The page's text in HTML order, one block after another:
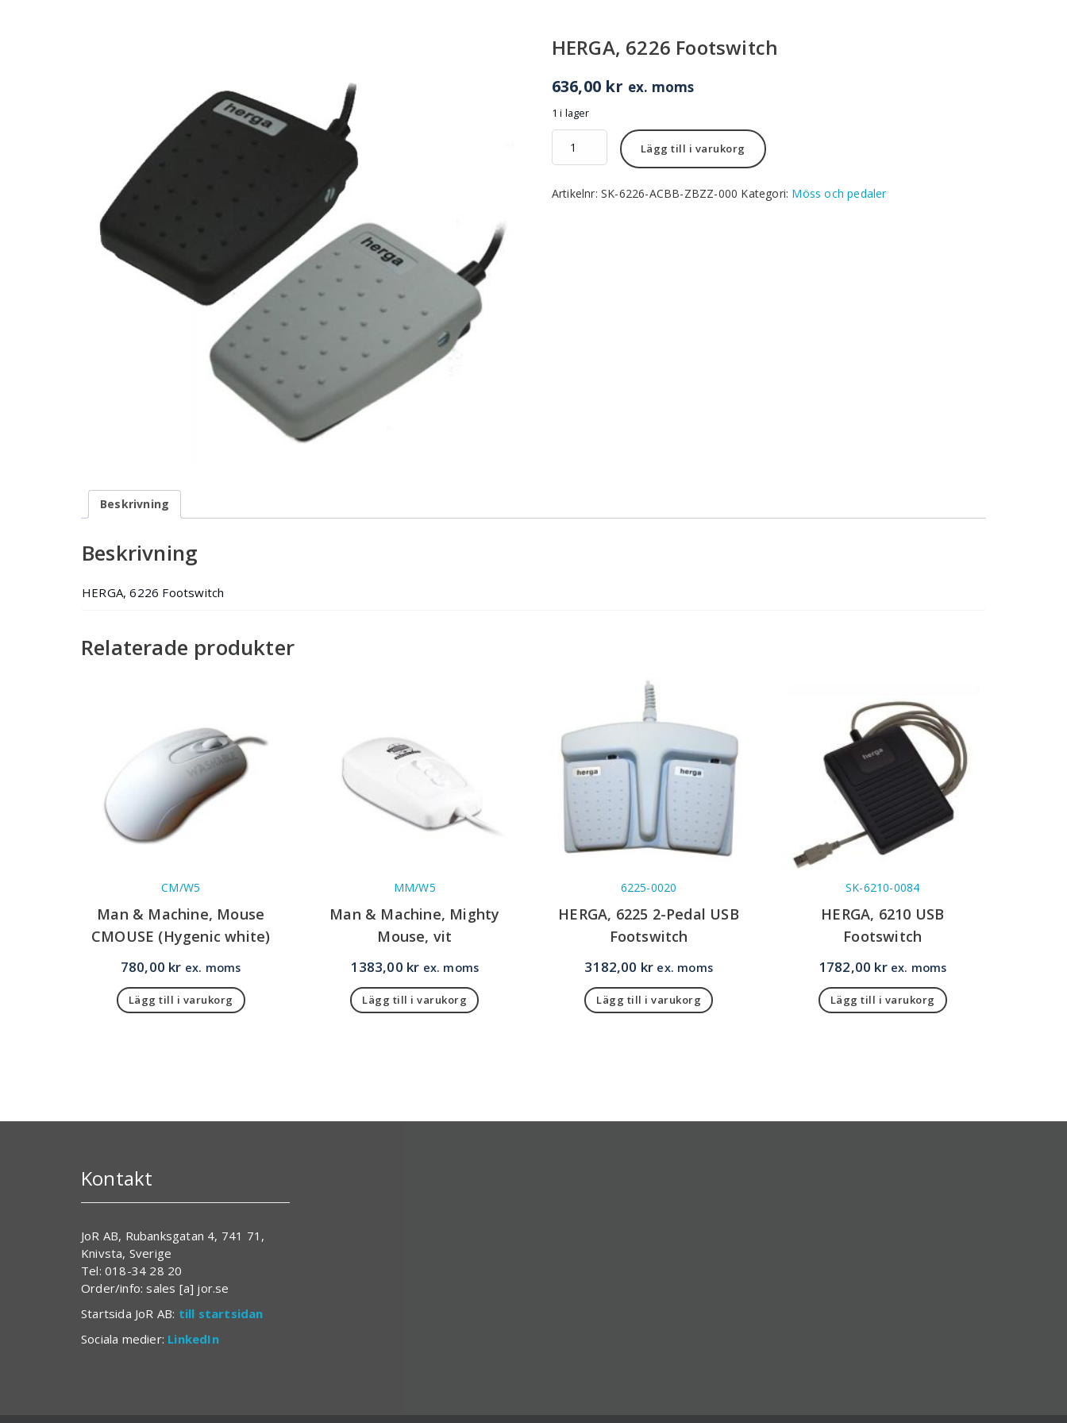
HERGA, 6226 Footswitch
636,00 kr ex. moms
1 i lager
HERGA,
6226
Footswitch
Lägg till i varukorg
Artikelnr:SK-6226-ACBB-ZBZZ-000 Kategori: Möss och pedaler
Beskrivning
Beskrivning
HERGA, 6226 Footswitch
Relaterade produkter
CM/W5
Man & Machine, Mouse
CMOUSE (Hygenic white)
780,00 kr ex. moms
Lägg till i varukorg
MM/W5
Man & Machine, Mighty
Mouse, vit
1383,00 kr ex. moms
Lägg till i varukorg
6225-0020
HERGA, 6225 2-Pedal USB
Footswitch
3182,00 kr ex. moms
Lägg till i varukorg
SK-6210-0084
HERGA, 6210 USB
Footswitch
1782,00 kr ex. moms
Lägg till i varukorg
Kontakt
JoR AB, Rubanksgatan 4, 741 71,
Knivsta, Sverige
Tel: 018-34 28 20
Order/info: sales [a] jor.se
Startsida JoR AB: till startsidan
Sociala medier: LinkedIn